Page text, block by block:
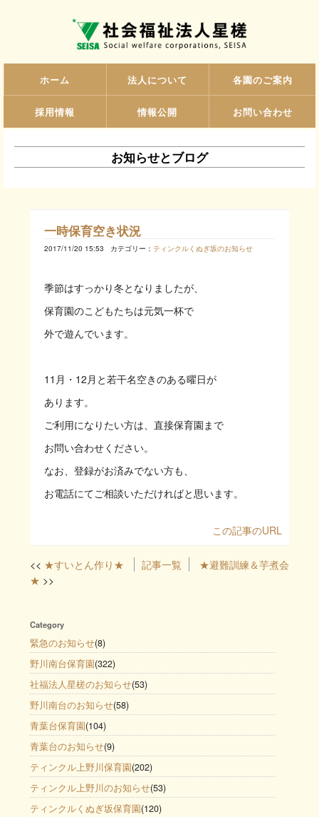
ホーム 法人について 各園のご案内
採用情報 情報公開 お問い合わせ
お知らせとブログ
一時保育空き状況
2017/11/20 15:53 カテゴリー： ティンクルくぬぎ坂のお知らせ
季節はすっかり冬となりましたが、
保育園のこどもたちは元気一杯で
外で遊んでいます。
11月・12月と若干名空きのある曜日が
あります。
ご利用になりたい方は、直接保育園まで
お問い合わせください。
なお、登録がお済みでない方も、
お電話にてご相談いただければと思います。
この記事のURL
★すいとん作り★ 記事一覧
★避難訓練＆芋煮会
★
Category
緊急のお知らせ(8)
野川南台保育園(322)
社福法人星槎のお知らせ(53)
野川南台のお知らせ(58)
青葉台保育園(104)
青葉台のお知らせ(9)
ティンクル上野川保育園(202)
ティンクル上野川のお知らせ(53)
ティンクルくぬぎ坂保育園(120)